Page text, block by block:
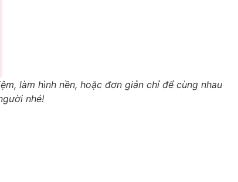
làm hình nền, hoặc đơn giản chỉ để cùng nhau
nhé!